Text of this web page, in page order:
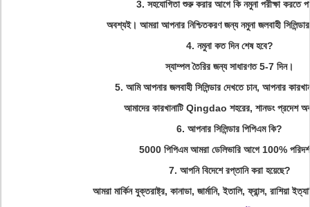
3. সহযোগিতা শুরু করার আগে কি নমুনা পরীক্ষা করতে
অবশ্যই। আমরা আপনার নিশ্চিতকরণ জন্য নমুনা জলবাহী সিলিন্ডার
4. নমুনা কত দিন শেষ হবে?
স্যাম্পল তৈরির জন্য সাধারণত 5-7 দিন।
5. আমি আপনার জলবাহী সিলিন্ডার দেখতে চান, আপনার
আমাদের কারখানাটি Qingdao শহরের, শানডং প্রদেশ
6. আপনার সিলিন্ডার পিপিএম কি?
5000 পিপিএম আমরা ডেলিভারি আগে 100%
7. আপনি বিদেশে রপ্তানি করা হয়েছে?
আমরা মার্কিন যুক্তরাষ্ট্র, কানাডা, জার্মানি, ইতালি, ফ্রান্স, রাশিয়া